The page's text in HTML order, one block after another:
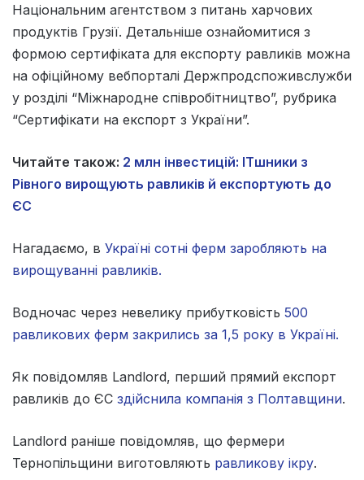
Національним агентством з питань харчових
продуктів Грузії. Детальніше ознайомитися з
формою сертифіката для експорту равликів можна
на офіційному вебпорталі Держпродспоживслужби
у розділі “Міжнародне співробітництво”, рубрика
“Сертифікати на експорт з України”.
Читайте також: 2 млн інвестицій: ITшники з
Рівного вирощують равликів й експортують до
ЄС
Нагадаємо, в Україні сотні ферм заробляють на
вирощуванні равликів.
Водночас через невелику прибутковість 500
равликових ферм закрились за 1,5 року в Україні.
Як повідомляв Landlord, перший прямий експорт
равликів до ЄС здійснила компанія з Полтавщини.
Landlord раніше повідомляв, що фермери
Тернопільщини виготовляють равликову ікру.